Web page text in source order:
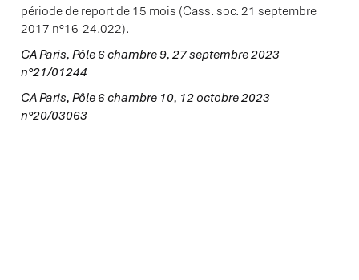
période de report de 15 mois (Cass. soc. 21 septembre
2017 n°16-24.022).
CA Paris, Pôle 6 chambre 9, 27 septembre 2023
n°21/01244
CA Paris, Pôle 6 chambre 10, 12 octobre 2023
n°20/03063